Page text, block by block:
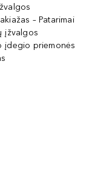
– Patarimai
įžvalgos
įdegio priemonės